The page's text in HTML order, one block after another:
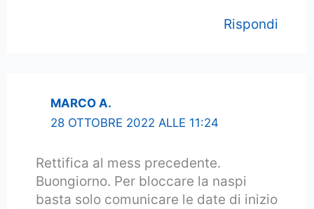
Rispondi
MARCO A.
28 OTTOBRE 2022 ALLE 11:24
Rettifica al mess precedente.
Buongiorno. Per bloccare la naspi
basta solo comunicare le date di inizio